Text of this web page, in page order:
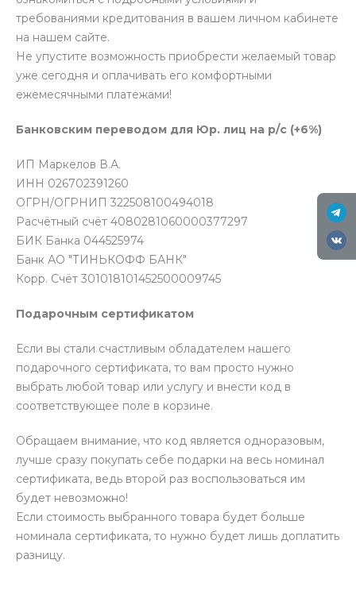
требованиями кредитования в вашем личном кабинете
на нашем сайте.
Не упустите возможность приобрести желаемый товар
уже сегодня и оплачивать его комфортными
ежемесячными платежами!
Банковским переводом для Юр. лиц на р/с (+6%)
ИП Маркелов В.А.
ИНН 026702391260
ОГРН/ОГРНИП 322508100494018
Расчётный счёт 4080281060000377297
БИК Банка 044525974
Банк АО "ТИНЬКОФФ БАНК"
Корр. Счёт 301018101452500009745
Подарочным сертификатом
Если вы стали счастливым обладателем нашего
подарочного сертификата, то вам просто нужно
выбрать любой товар или услугу и внести код в
соответствующее поле в корзине.
Обращаем внимание, что код является одноразовым,
лучше сразу покупать себе подарки на весь номинал
сертификата, ведь второй раз воспользоваться им
будет невозможно!
Если стоимость выбранного товара будет больше
номинала сертификата, то нужно будет лишь доплатить
разницу.